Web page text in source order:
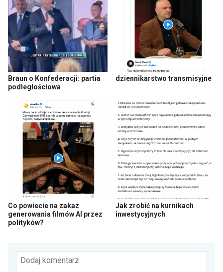
Braun o Konfederacji: partia
podległościowa
dziennikarstwo transmisyjne
Co powiecie na zakaz
generowania filmów AI przez
polityków?
Jak zrobić na kurnikach
inwestycyjnych
Dodaj komentarz